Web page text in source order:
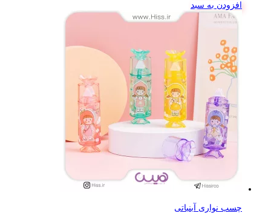
افزودن به سبد
چسب نواری آبنباتی